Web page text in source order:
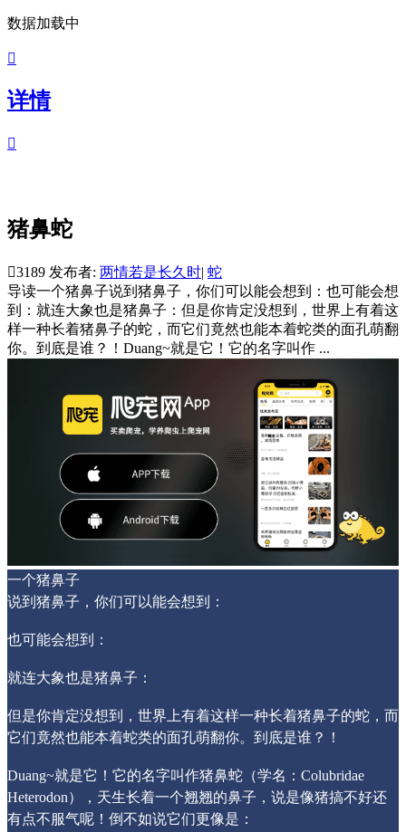
数据加载中

详情

猪鼻蛇
3189 发布者: 两情若是长久时| 蛇
导读一个猪鼻子说到猪鼻子，你们可以能会想到：也可能会想
到：就连大象也是猪鼻子：但是你肯定没想到，世界上有着这
样一种长着猪鼻子的蛇，而它们竟然也能本着蛇类的面孔萌翻
你。到底是谁？！Duang~就是它！它的名字叫作 ...
一个猪鼻子
说到猪鼻子，你们可以能会想到：
也可能会想到：
就连大象也是猪鼻子：
但是你肯定没想到，世界上有着这样一种长着猪鼻子的蛇，而
它们竟然也能本着蛇类的面孔萌翻你。到底是谁？！
Duang~就是它！它的名字叫作猪鼻蛇（学名：Colubridae
Heterodon），天生长着一个翘翘的鼻子，说是像猪搞不好还
有点不服气呢！倒不如说它们更像是：